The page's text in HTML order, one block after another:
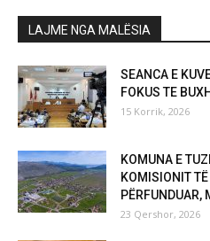
LAJME NGA MALËSIA
SEANCA E
FOKUS TE
15 Korrik, 2026
KOMUNA E
KOMISIONIT
PËRFUNDUAR,
23 Qershor, 2026